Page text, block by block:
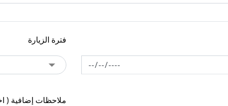
فترة الزيارة
ملاحظات إضافية (